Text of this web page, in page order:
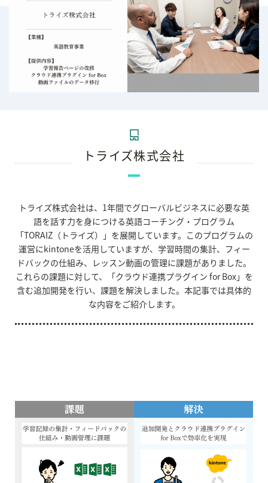
トライズ株式会社
トライズ株式会社は、1年間でグローバルビジネスに必要な英
語を話す力を身につける英語コーチング・プログラム
「TORAIZ（トライズ）」を展開しています。このプログラムの
運営にkintoneを活用していますが、学習時間の集計、フィー
ドバックの仕組み、レッスン動画の管理に課題がありました。
これらの課題に対して、「クラウド連携プラグイン for Box」を
含む追加開発を行い、課題を解決しました。本記事では具体的
な内容をご紹介します。